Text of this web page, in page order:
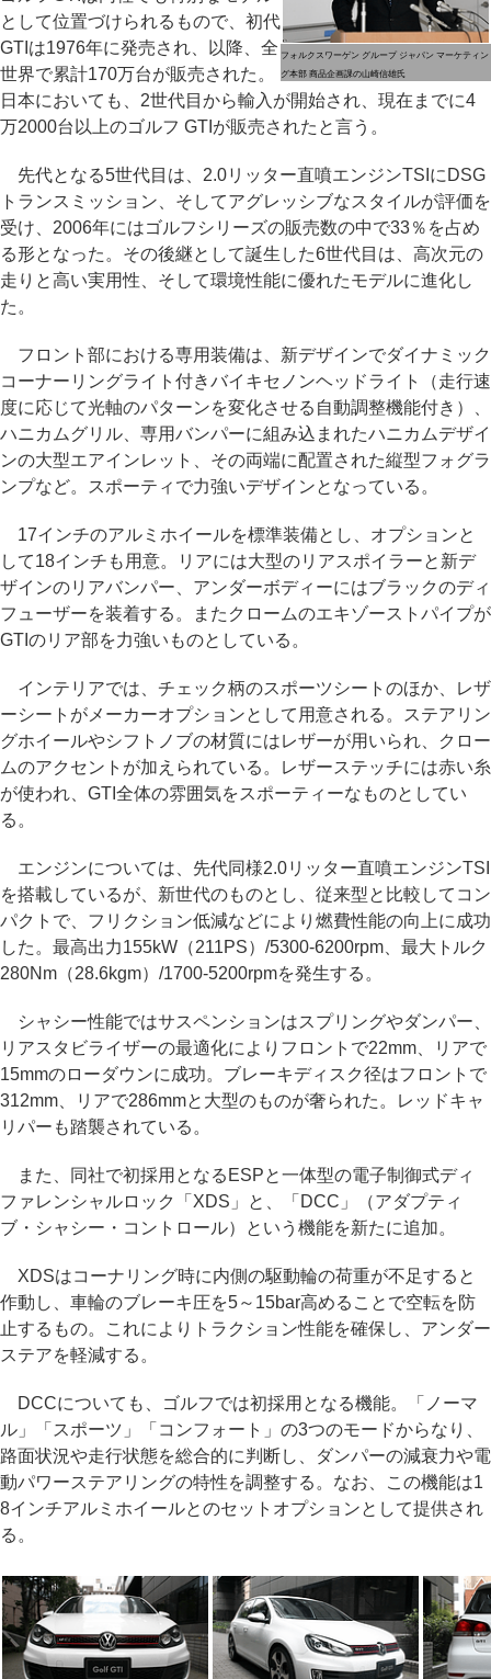
フォルクスワーゲン グループ ジャパン マーケティン
グ本部 商品企画課の山崎信雄氏
として位置づけられるもので、初代
GTIは1976年に発売され、以降、全
世界で累計170万台が販売された。
日本においても、2世代目から輸入が開始され、現在までに4
万2000台以上のゴルフ GTIが販売されたと言う。
先代となる5世代目は、2.0リッター直噴エンジンTSIにDSG
トランスミッション、そしてアグレッシブなスタイルが評価を
受け、2006年にはゴルフシリーズの販売数の中で33％を占め
る形となった。その後継として誕生した6世代目は、高次元の
走りと高い実用性、そして環境性能に優れたモデルに進化し
た。
フロント部における専用装備は、新デザインでダイナミック
コーナーリングライト付きバイキセノンヘッドライト（走行速
度に応じて光軸のパターンを変化させる自動調整機能付き）、
ハニカムグリル、専用バンパーに組み込まれたハニカムデザイ
ンの大型エアインレット、その両端に配置された縦型フォグラ
ンプなど。スポーティで力強いデザインとなっている。
17インチのアルミホイールを標準装備とし、オプションと
して18インチも用意。リアには大型のリアスポイラーと新デ
ザインのリアバンパー、アンダーボディーにはブラックのディ
フューザーを装着する。またクロームのエキゾーストパイプが
GTIのリア部を力強いものとしている。
インテリアでは、チェック柄のスポーツシートのほか、レザ
ーシートがメーカーオプションとして用意される。ステアリン
グホイールやシフトノブの材質にはレザーが用いられ、クロー
ムのアクセントが加えられている。レザーステッチには赤い糸
が使われ、GTI全体の雰囲気をスポーティーなものとしてい
る。
エンジンについては、先代同様2.0リッター直噴エンジンTSI
を搭載しているが、新世代のものとし、従来型と比較してコン
パクトで、フリクション低減などにより燃費性能の向上に成功
した。最高出力155kW（211PS）/5300-6200rpm、最大トルク
280Nm（28.6kgm）/1700-5200rpmを発生する。
シャシー性能ではサスペンションはスプリングやダンパー、
リアスタビライザーの最適化によりフロントで22mm、リアで
15mmのローダウンに成功。ブレーキディスク径はフロントで
312mm、リアで286mmと大型のものが奢られた。レッドキャ
リパーも踏襲されている。
また、同社で初採用となるESPと一体型の電子制御式ディ
ファレンシャルロック「XDS」と、「DCC」（アダプティ
ブ・シャシー・コントロール）という機能を新たに追加。
XDSはコーナリング時に内側の駆動輪の荷重が不足すると
作動し、車輪のブレーキ圧を5～15bar高めることで空転を防
止するもの。これによりトラクション性能を確保し、アンダー
ステアを軽減する。
DCCについても、ゴルフでは初採用となる機能。「ノーマ
ル」「スポーツ」「コンフォート」の3つのモードからなり、
路面状況や走行状態を総合的に判断し、ダンパーの減衰力や電
動パワーステアリングの特性を調整する。なお、この機能は1
8インチアルミホイールとのセットオプションとして提供され
る。